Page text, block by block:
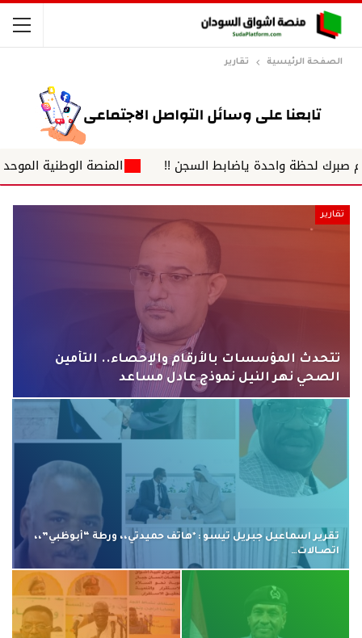
الصفحة الرئيسية تقارير
ياضابط السجن !! المنصة الوطنية الموحدة لضباط
تقارير
تتحدث المؤسسات بالأرقام والإحصاء.. التأمين
الصحي نهر النيل نموذج عادل مساعد
تقرير اسماعيل جبريل تيسو : *هاتف حميدتي،، ورطة “أبوظبي”،،
اتصـالات…